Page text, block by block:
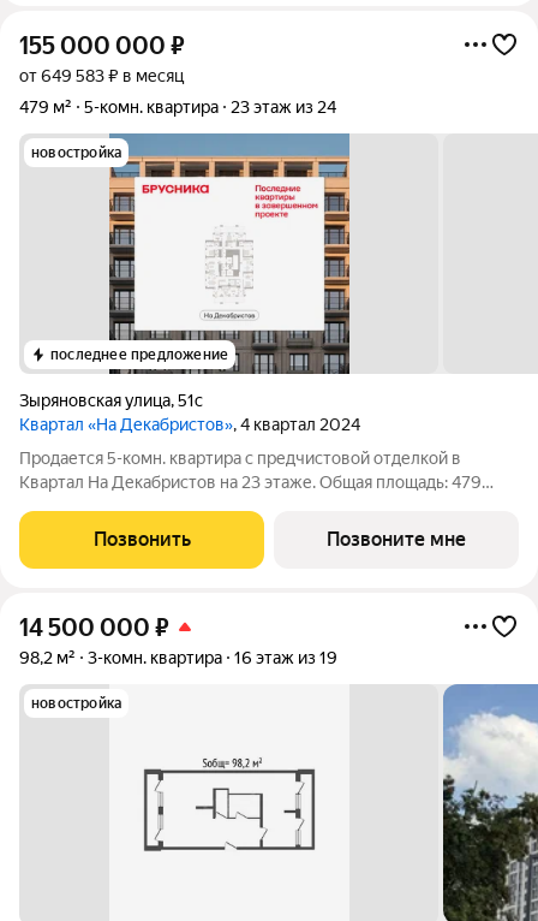
155 000 000 ₽
от 649 583 ₽ в месяц
479 м²
5-комн. квартира 23 этаж из 24
новостройка
последнее предложение
Зыряновская улица,51с
Квартал «На Декабристов», 4 квартал 2024
Продается 5-комн. квартира с предчистовой отделкой в
Квартал На Декабристов на 23 этаже. Общая площадь: 479
40.12 кв.м. Квартира очень светлая, трехсторонняя, планировка
кoмфopтнa для
Позвонить Позвоните мне
14 500 000 ₽
98,2 м² 3-комн. квартира 16 этаж из 19
новостройка